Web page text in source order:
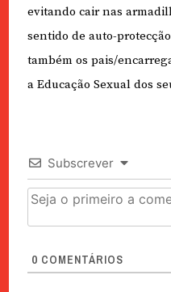
evitando cair nas
sentido de auto-
também os pais/
a Educação Sexual dos
Subscrever
0 COMENTÁRIOS